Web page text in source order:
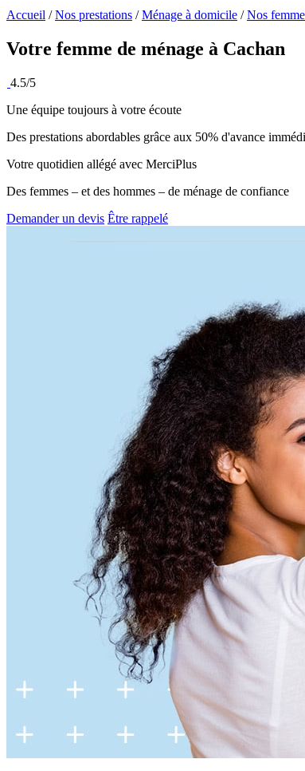
Accueil /Nos prestations /Ménage à domicile /Nos
Votre femme de ménage à Cachan
4.5/5
Une équipe toujours à votre écoute
Des prestations abordables grâce aux 50% d'avance
Votre quotidien allégé avec MerciPlus
Des femmes – et des hommes – de ménage de confiance
Demander un devis Être rappelé